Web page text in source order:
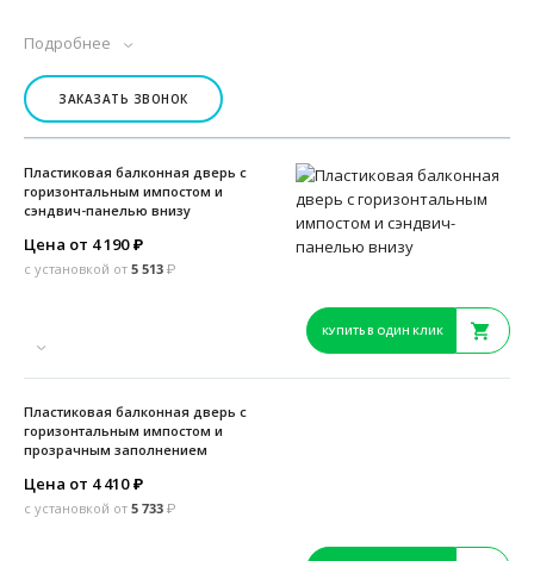
ЗАКАЗАТЬ ЗВОНОК
Подробнее
Пластиковая балконная дверь с
горизонтальным импостом и
сэндвич-панелью внизу
Цена от 4 190 ₽
с установкой от 5 513 ₽
КУПИТЬ В ОДИН КЛИК
Пластиковая балконная дверь с
горизонтальным импостом и
прозрачным заполнением
Цена от 4 410 ₽
с установкой от 5 733 ₽